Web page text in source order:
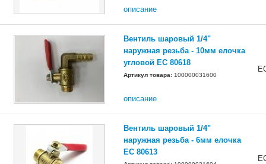
описание
Вентиль шаровый 1/4"
наружная резьба - 10мм елочка
угловой EC 80618
Артикул товара: 100000031600
описание
Вентиль шаровый 1/4"
наружная резьба - 6мм елочка
EC 80613